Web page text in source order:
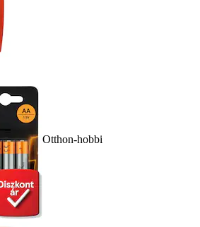
Otthon-hobbi